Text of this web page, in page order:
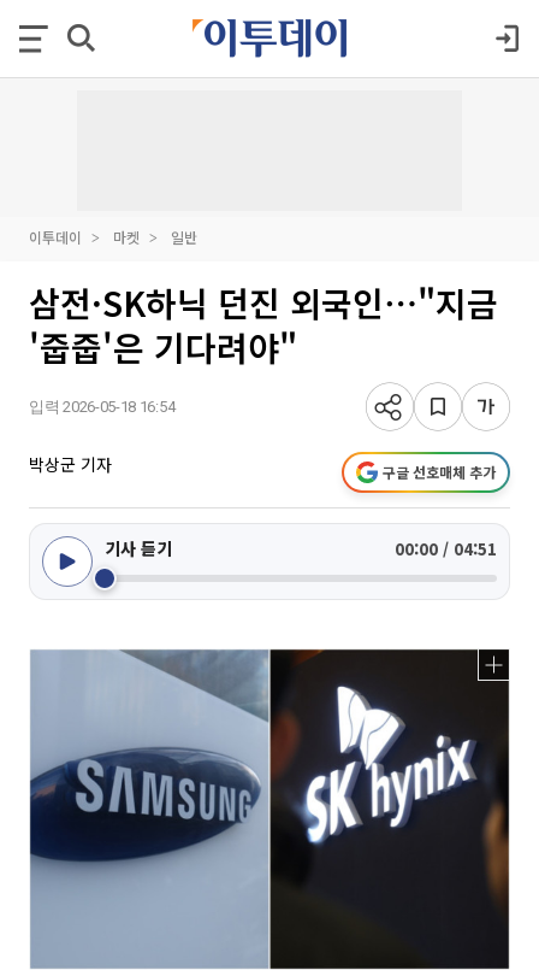
이투데이 마켓 일반
삼전·SK하닉 던진 외국인⋯"지금
'줍줍'은 기다려야"
입력 2026-05-18 16:54
박상군 기자 구글 선호매체 추가
기사 듣기 00:00 / 04:51